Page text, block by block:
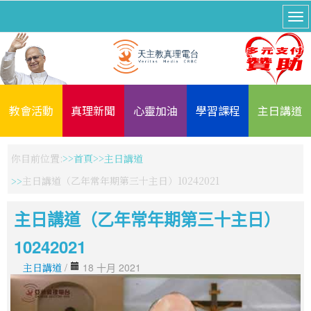
教會活動 真理新聞 心靈加油 學習課程 主日講道
你目前位置: 首頁
主日講道
主日講道（乙年常年期第三十主日）10242021
主日講道（乙年常年期第三十主日）
10242021
主日講道 / 18 十月 2021